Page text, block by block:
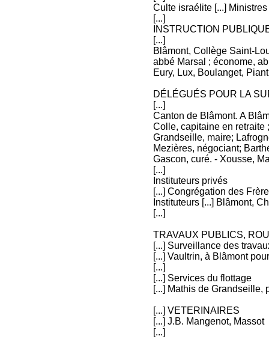
Culte israélite [...]
[...]
INSTRUCTION
[...]
Blâmont, Collège Saint-
abbé Marsal ; économe,
Eury, Lux, Boulanget, Piant
DÉLÉGUÉS POUR LA
[...]
Canton de Blâmont. A
Colle, capitaine en retraite
Grandseille, maire;
Mezières, négociant;
Gascon, curé. - Xousse,
[...]
Instituteurs privés
[...] Congrégation des
Instituteurs [...] Blâmont,
[...]
TRAVAUX PUBLICS,
[...] Surveillance des
[...] Vaultrin, à Blâmont
[...]
[...] Services du flottage
[...] Mathis de Grandseille,
[...] VETERINAIRES
[...] J.B. Mangenot, Massot
[...]